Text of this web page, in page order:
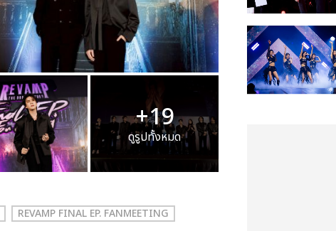
+19
ดูรูปทั้งหมด
REVAMP FINAL EP. FANMEETING